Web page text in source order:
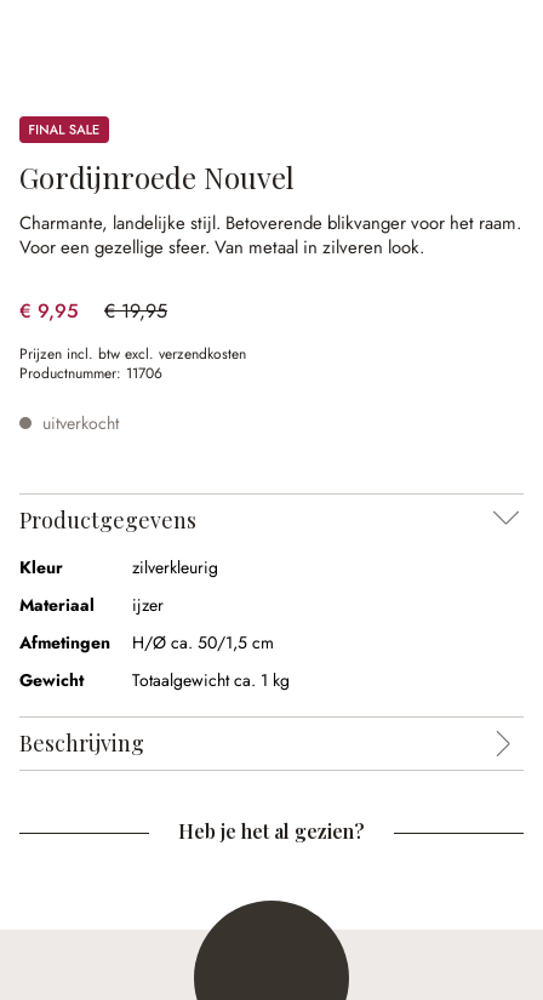
Sale
Gordijnroede Nouvel
Charmante, landelijke stijl. Betoverende blikvanger voor het raam.
Voor een gezellige sfeer. Van metaal in zilveren look.
€ 9,95 € 19,95
(50.13% gespart)
Prijzen incl. btw excl. verzendkosten
Productnummer: 11706
uitverkocht
Productgegevens
Kleur
zilverkleurig
Materiaal
ijzer
Afmetingen
H/Ø ca. 50/1,5 cm
Gewicht
Totaalgewicht ca. 1 kg
Beschrijving
Heb je het al gezien?